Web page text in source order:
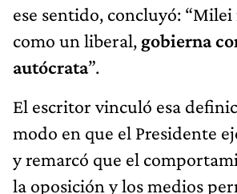
ese sentido, concluyó:
como un liberal, gobierna
autócrata”.
El escritor vinculó esa
modo en que el Presidente
y remarcó que el
la oposición y los medios